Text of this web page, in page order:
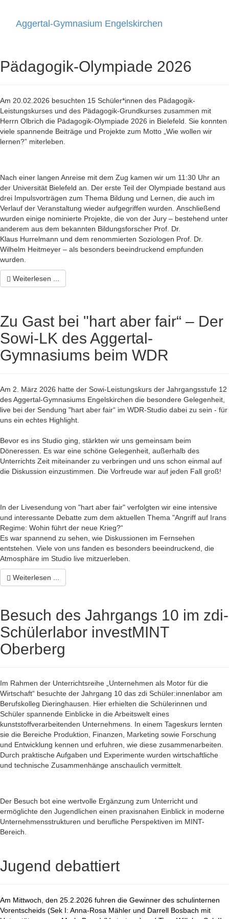
Aggertal-Gymnasium Engelskirchen
Pädagogik-Olympiade 2026
Am 20.02.2026 besuchten 15 Schüler*innen des Pädagogik-
Leistungskurses und des Pädagogik-Grundkurses zusammen mit
Herrn Olbrich die Pädagogik-Olympiade 2026 in Bielefeld. Sie konnten
viele spannende Beiträge und Projekte zum Motto „Wie wollen wir
lernen?” miterleben.
Nach einer langen Anreise mit dem Zug kamen wir um 11:30 Uhr an
der Universität Bielefeld an. Der erste Teil der Olympiade bestand aus
drei Impulsvorträgen zum Thema Bildung und Lernen, die auch im
Verlauf der Veranstaltung wieder aufgegriffen wurden. Anschließend
wurden einige nominierte Projekte, die von der Jury – bestehend unter
anderem aus dem bekannten Bildungsforscher Prof. Dr.
Klaus Hurrelmann und dem renommierten Soziologen Prof. Dr.
Wilhelm Heitmeyer – als besonders beeindruckend empfunden
wurden.
Weiterlesen ...
Zu Gast bei "hart aber fair“ – Der
Sowi-LK des Aggertal-
Gymnasiums beim WDR
Am 2. März 2026 hatte der Sowi-Leistungskurs der Jahrgangsstufe 12
des Aggertal-Gymnasiums Engelskirchen die besondere Gelegenheit,
live bei der Sendung "hart aber fair“ im WDR-Studio dabei zu sein - für
uns ein echtes Highlight.
Bevor es ins Studio ging, stärkten wir uns gemeinsam beim
Döneressen. Es war eine schöne Gelegenheit, außerhalb des
Unterrichts Zeit miteinander zu verbringen und uns schon einmal auf
die Diskussion einzustimmen. Die Vorfreude war auf jeden Fall groß!
In der Livesendung von "hart aber fair" verfolgten wir eine intensive
und interessante Debatte zum dem aktuellen Thema "Angriff auf Irans
Regime: Wohin führt der neue Krieg?“
Es war spannend zu sehen, wie Diskussionen im Fernsehen
entstehen. Viele von uns fanden es besonders beeindruckend, die
Atmosphäre im Studio live mitzuerleben.
Weiterlesen ...
Besuch des Jahrgangs 10 im zdi-
Schülerlabor investMINT
Oberberg
Im Rahmen der Unterrichtsreihe „Unternehmen als Motor für die
Wirtschaft“ besuchte der Jahrgang 10 das zdi Schüler:innenlabor am
Berufskolleg Dieringhausen. Hier erhielten die Schülerinnen und
Schüler spannende Einblicke in die Arbeitswelt eines
kunststoffverarbeitenden Unternehmens. In einem Tageskurs lernten
sie die Bereiche Produktion, Finanzen, Marketing sowie Forschung
und Entwicklung kennen und erfuhren, wie diese zusammenarbeiten.
Durch praktische Aufgaben und Experimente wurden wirtschaftliche
und technische Zusammenhänge anschaulich vermittelt.
Der Besuch bot eine wertvolle Ergänzung zum Unterricht und
ermöglichte den Jugendlichen einen praxisnahen Einblick in moderne
Unternehmensstrukturen und berufliche Perspektiven im MINT-
Bereich.
Jugend debattiert
Am Mittwoch, den 25.2.2026 fuhren die Gewinner des schulinternen
Vorentscheids (Sek I: Anna-Rosa Mähler und Darrell Bosbach mit